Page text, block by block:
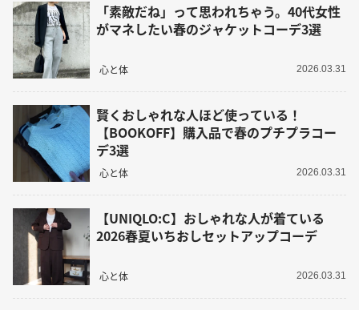
「素敵だね」って思われちゃう。40代女性
がマネしたい春のジャケットコーデ3選
心と体 2026.03.31
賢くおしゃれな人ほど使っている！
【BOOKOFF】購入品で春のプチプラコー
デ3選
心と体 2026.03.31
【UNIQLO:C】おしゃれな人が着ている
2026春夏いちおしセットアップコーデ
心と体 2026.03.31